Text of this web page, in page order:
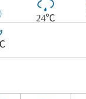
24℃